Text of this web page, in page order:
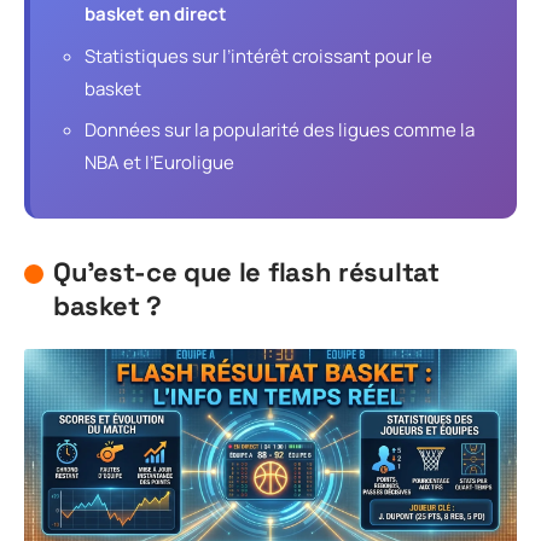
basket en direct
Statistiques sur l’intérêt croissant pour le
basket
Données sur la popularité des ligues comme la
NBA et l’Euroligue
Qu’est-ce que le flash résultat
basket ?